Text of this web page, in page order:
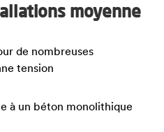
moyenne
de nombreuses
tension
à un béton monolithique